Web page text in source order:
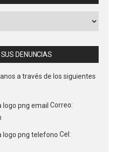
DENUNCIAS
a través de los siguientes
Correo:
Cel: